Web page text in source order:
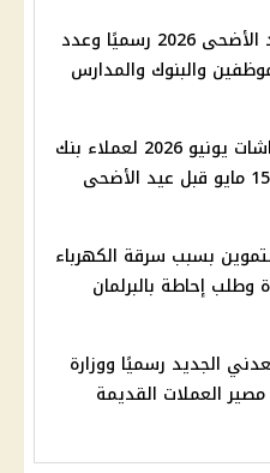
موعد إجازة عيد الأضحى 2026 رسميًا وعدد
والبنوك والمدارس
تبكير صرف معاشات يونيو 2026 لعملاء بنك
بسبب سرقة الكهرباء
وطلب إحاطة بالبرلمان
الجديد رسميًا ووزارة
العملات القديمة